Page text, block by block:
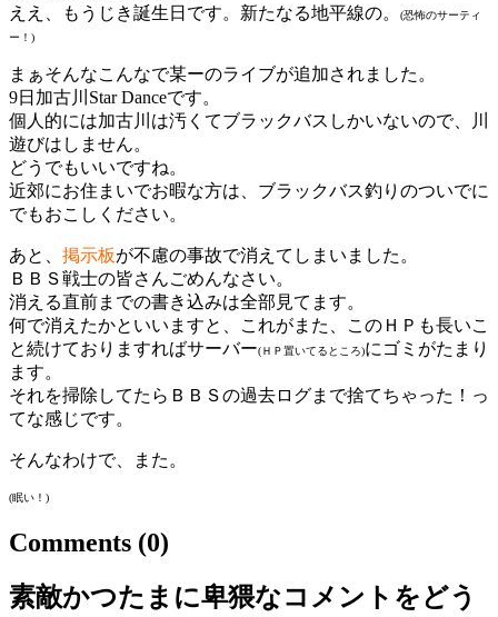
ええ、もうじき誕生日です。新たなる地平線の。
(恐怖のサーティ
ー！)
まぁそんなこんなで某ーのライブが追加されました。
9日加古川Star Danceです。
個人的には加古川は汚くてブラックバスしかいないので、川
遊びはしません。
どうでもいいですね。
近郊にお住まいでお暇な方は、ブラックバス釣りのついでに
でもおこしください。
あと、 掲示板が不慮の事故で消えてしまいました。
ＢＢＳ戦士の皆さんごめんなさい。
消える直前までの書き込みは全部見てます。
何で消えたかといいますと、これがまた、このＨＰも長いこ
と続けておりますればサーバー(ＨＰ置いてるところ)にゴミがたまり
ます。
それを掃除してたらＢＢＳの過去ログまで捨てちゃった！っ
てな感じです。
そんなわけで、また。
(眠い！)
Comments (0)
素敵かつたまに卑猥なコメントをどう